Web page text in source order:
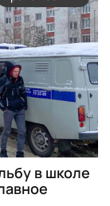
в школе